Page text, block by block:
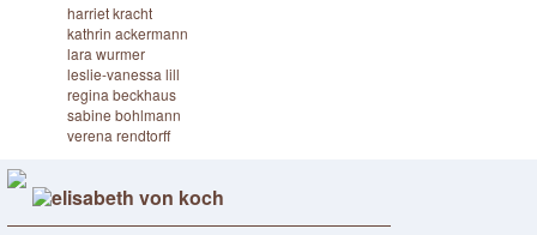
harriet kracht
kathrin ackermann
lara wurmer
leslie-vanessa lill
regina beckhaus
sabine bohlmann
verena rendtorff
elisabeth von koch